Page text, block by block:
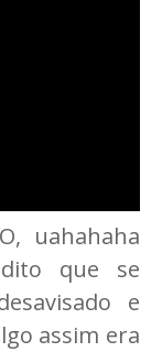
uahahaha
que se
e
assim era